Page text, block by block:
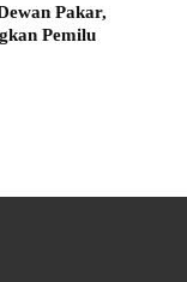
Pakar,
Pemilu